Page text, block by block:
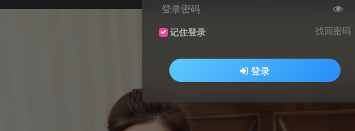
登录密码
记住登录 找回密码
登录